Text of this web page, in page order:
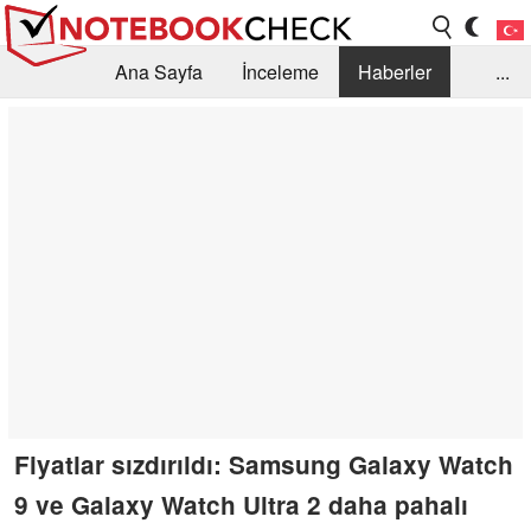
Ana Sayfa İnceleme
Haberler
...
Fiyatlar sızdırıldı: Samsung Galaxy Watch
9 ve Galaxy Watch Ultra 2 daha pahalı